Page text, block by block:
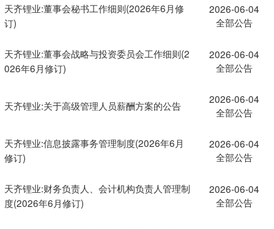
天齐锂业:董事会秘书工作细则(2026年6月修
订)
2026-06-04
全部公告
天齐锂业:董事会战略与投资委员会工作细则(2
026年6月修订)
2026-06-04
全部公告
天齐锂业:关于高级管理人员薪酬方案的公告
2026-06-04
全部公告
天齐锂业:信息披露事务管理制度(2026年6月
修订)
2026-06-04
全部公告
天齐锂业:财务负责人、会计机构负责人管理制
度(2026年6月修订)
2026-06-04
全部公告